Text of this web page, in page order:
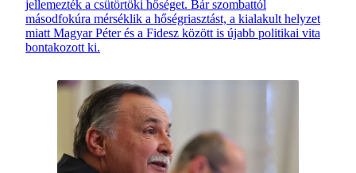
jellemezték a csütörtöki hőséget. Bár szombattól
másodfokúra mérséklik a hőségriasztást, a kialakult helyzet
miatt Magyar Péter és a Fidesz között is újabb politikai vita
bontakozott ki.